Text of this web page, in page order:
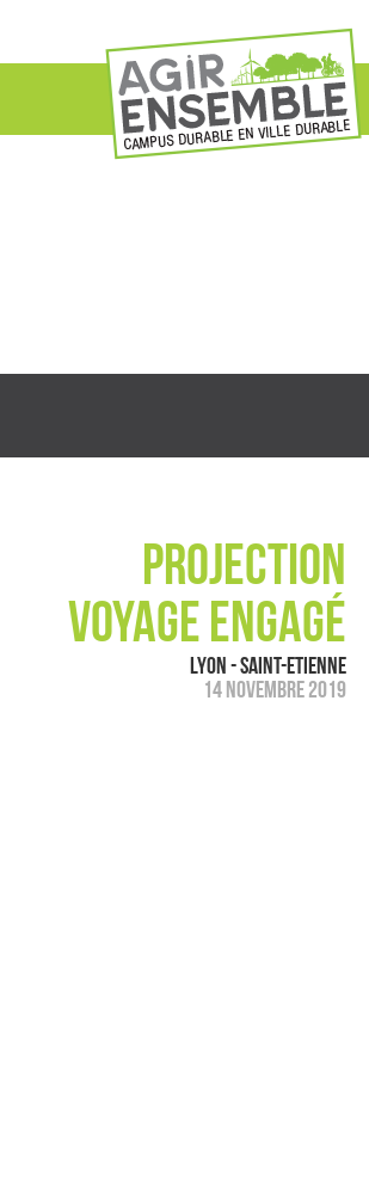
Projection
voyage engagé
Lyon - Saint-Etienne
14 novembre 2019